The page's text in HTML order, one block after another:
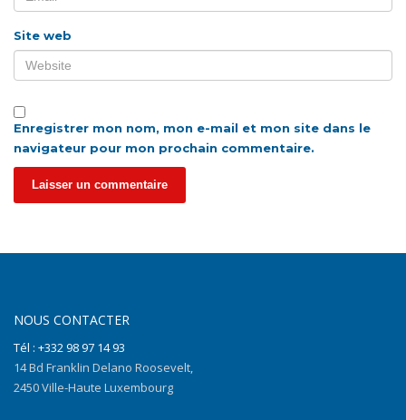
Site web
Enregistrer mon nom, mon e-mail et mon site dans le
navigateur pour mon prochain commentaire.
NOUS CONTACTER
Tél : +332 98 97 14 93
14 Bd Franklin Delano Roosevelt,
2450 Ville-Haute Luxembourg